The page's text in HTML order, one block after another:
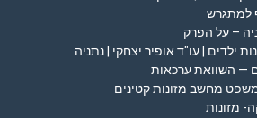
למתגרש
– על הפרק
ילדים | עו"ד אופיר יצחקי | נתניה
— השוואת ערכאות
מחשב מזונות קטינים
מזונות